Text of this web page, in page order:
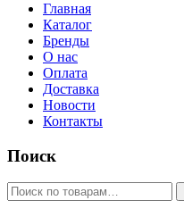
Главная
Каталог
Бренды
О нас
Оплата
Доставка
Новости
Контакты
Поиск
Искать: